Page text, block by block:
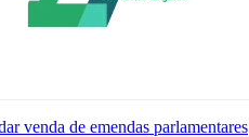
venda de emendas parlamentares